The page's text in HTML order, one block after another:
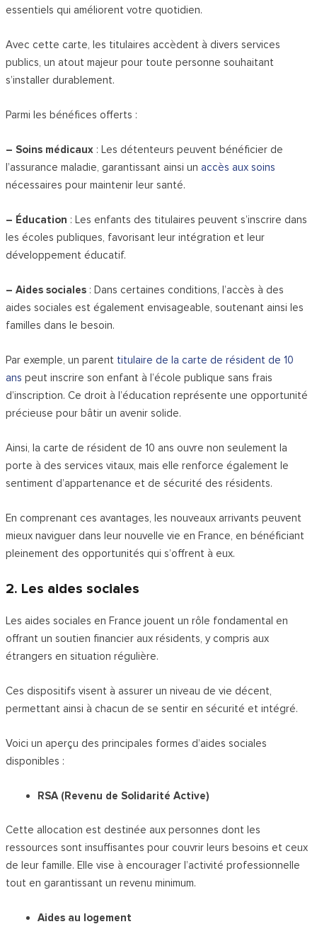
essentiels qui améliorent votre quotidien.
Avec cette carte, les titulaires accèdent à divers services
publics, un atout majeur pour toute personne souhaitant
s’installer durablement.
Parmi les bénéfices offerts :
– Soins médicaux : Les détenteurs peuvent bénéficier de
l’assurance maladie, garantissant ainsi unaccès aux soins
nécessaires pour maintenir leur santé.
– Éducation : Les enfants des titulaires peuvent s’inscrire dans
les écoles publiques, favorisant leur intégration et leur
développement éducatif.
– Aides sociales : Dans certaines conditions, l’accès à des
aides sociales est également envisageable, soutenant ainsi les
familles dans le besoin.
Par exemple, un parent titulaire de la carte de résident de 10
ans peut inscrire son enfant à l’école publique sans frais
d’inscription. Ce droit à l’éducation représente une opportunité
précieuse pour bâtir un avenir solide.
Ainsi, la carte de résident de 10 ans ouvre non seulement la
porte à des services vitaux, mais elle renforce également le
sentiment d’appartenance et de sécurité des résidents.
En comprenant ces avantages, les nouveaux arrivants peuvent
mieux naviguer dans leur nouvelle vie en France, en bénéficiant
pleinement des opportunités qui s’offrent à eux.
2. Les aides sociales
Les aides sociales en France jouent un rôle fondamental en
offrant un soutien financier aux résidents, y compris aux
étrangers en situation régulière.
Ces dispositifs visent à assurer un niveau de vie décent,
permettant ainsi à chacun de se sentir en sécurité et intégré.
Voici un aperçu des principales formes d’aides sociales
disponibles :
RSA (Revenu de Solidarité Active)
Cette allocation est destinée aux personnes dont les
ressources sont insuffisantes pour couvrir leurs besoins et ceux
de leur famille. Elle vise à encourager l’activité professionnelle
tout en garantissant un revenu minimum.
Aides au logement